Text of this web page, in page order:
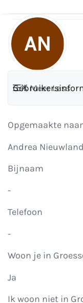
AN
Views
924
MeerLess
Opgemaakte
Andrea Nieuwland
Bijnaam
-
Telefoon
-
Woon je in
Ja
Ik woon niet in